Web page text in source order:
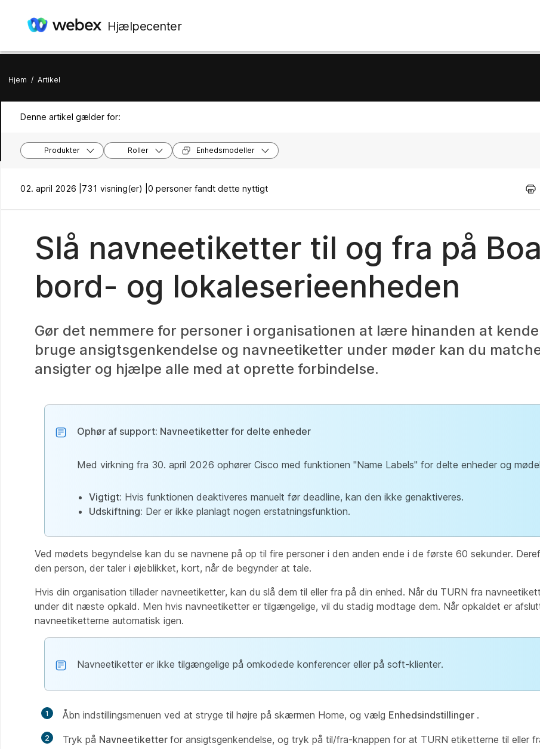
Hjælpecenter
Hjem / Artikel
Denne artikel gælder for:
Produkter Roller Enhedsmodeller
02. april 2026 | 731 visning(er) | 0 personer fandt dette nyttigt
Slå navneetiketter til og fra på
bord- og lokaleserieenheden
Gør det nemmere for personer i organisationen at lære hinanden at
bruge ansigtsgenkendelse og navneetiketter under møder kan du
ansigter og hjælpe alle med at oprette forbindelse.
Ophør af support: Navneetiketter for delte enheder
Med virkning fra 30. april 2026 ophører Cisco med funktionen "Name Labels" for delte enheder og
Vigtigt: Hvis funktionen deaktiveres manuelt før deadline, kan den ikke genaktiveres.
Udskiftning: Der er ikke planlagt nogen erstatningsfunktion.
Ved mødets begyndelse kan du se navnene på op til fire personer i den anden ende i de første 60 sekunder.
den person, der taler i øjeblikket, kort, når de begynder at tale.
Hvis din organisation tillader navneetiketter, kan du slå dem til eller fra på din enhed. Når du TURN fra
under dit næste opkald. Men hvis navneetiketter er tilgængelige, vil du stadig modtage dem. Når opkaldet er
navneetiketterne automatisk igen.
Navneetiketter er ikke tilgængelige på omkodede konferencer eller på soft-klienter.
1 Åbn indstillingsmenuen ved at stryge til højre på skærmen Home, og vælg Enhedsindstillinger .
2 Tryk på Navneetiketter for ansigtsgenkendelse, og tryk på til/fra-knappen for at TURN etiketterne til eller